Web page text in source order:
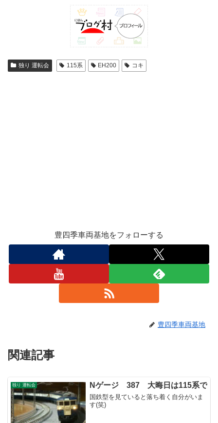
独り 運転会 115系 EH200 コキ
豊四季車両基地をフォローする
豊四季車両基地
関連記事
独り 運転会 Nゲージ 387 大晦日は115系で
国鉄型を見ていると落ち着く自分がいま
す(笑)